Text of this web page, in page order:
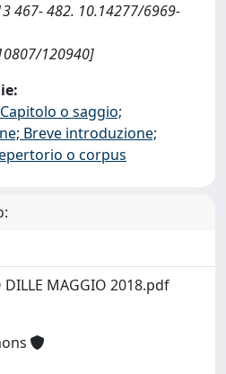
467- 482. 10.14277/6969-
120940]
o saggio;
Breve introduzione;
o corpus
DILLE MAGGIO 2018.pdf